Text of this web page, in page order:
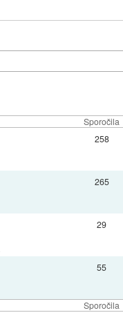
Sporočila
Sporočila
258
265
29
55